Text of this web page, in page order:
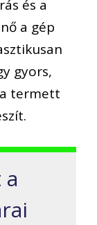
és a
a gép
gyors,
termett